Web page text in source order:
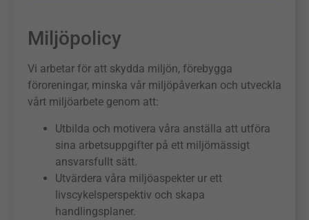
Miljöpolicy
Vi arbetar för att skydda miljön, förebygga
föroreningar, minska vår miljöpåverkan och utveckla
vårt miljöarbete genom att:
Utbilda och motivera våra anställa att utföra
sina arbetsuppgifter på ett miljömässigt
ansvarsfullt sätt.
Utvärdera våra miljöaspekter ur ett
livscykelsperspektiv och skapa
handlingsplaner.